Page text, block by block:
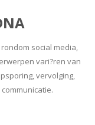
social media,
vari?ren van
vervolging,